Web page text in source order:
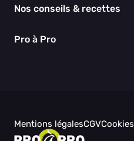
Épicerie
Boissons
Nos conseils & recettes
Recettes
Pro à Pro
Besoin d'aide ?
Mentions légalesCGVCookies